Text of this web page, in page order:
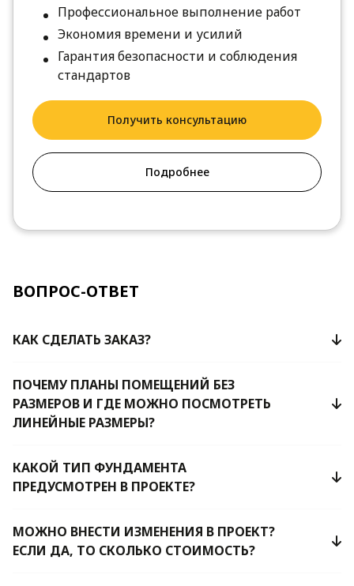
Профессиональное выполнение работ
Экономия времени и усилий
Гарантия безопасности и соблюдения
стандартов
Получить консультацию
Подробнее
ВОПРОС-ОТВЕТ
КАК СДЕЛАТЬ ЗАКАЗ?
ПОЧЕМУ ПЛАНЫ ПОМЕЩЕНИЙ БЕЗ
РАЗМЕРОВ И ГДЕ МОЖНО ПОСМОТРЕТЬ
ЛИНЕЙНЫЕ РАЗМЕРЫ?
КАКОЙ ТИП ФУНДАМЕНТА
ПРЕДУСМОТРЕН В ПРОЕКТЕ?
МОЖНО ВНЕСТИ ИЗМЕНЕНИЯ В ПРОЕКТ?
ЕСЛИ ДА, ТО СКОЛЬКО СТОИМОСТЬ?